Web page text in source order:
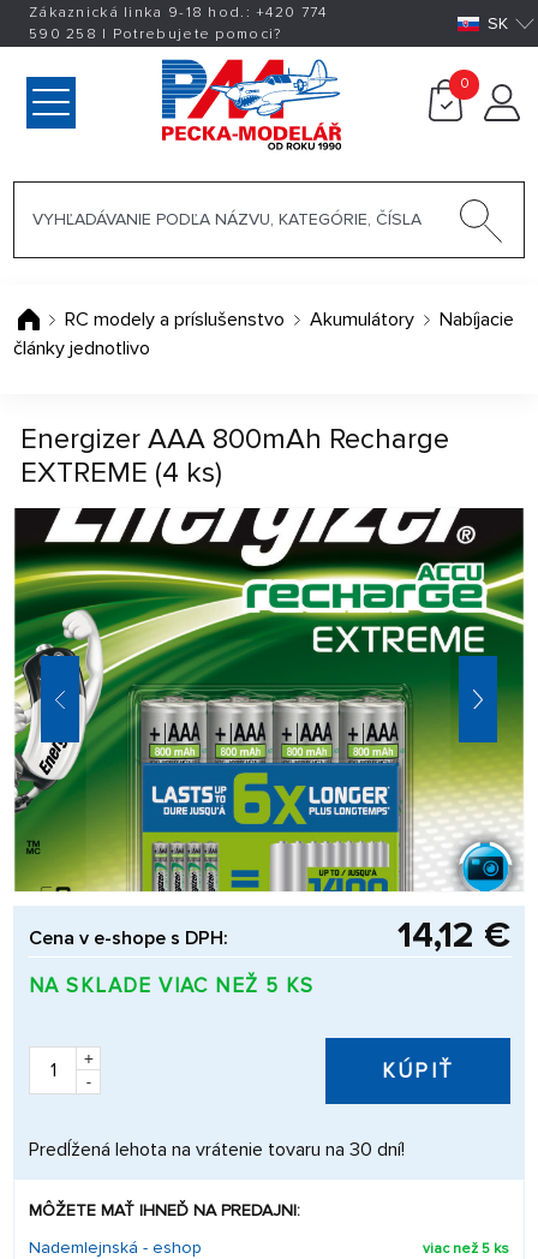
Zákaznická linka 9-18 hod.:+420 774
590 258 | Potrebujete pomoci? SK
0
RC modely a príslušenstvo Akumulátory
Nabíjacie
články jednotlivo
Energizer AAA 800mAh Recharge
EXTREME (4 ks)
Cena v e-shope s DPH: 14,12 €
NA SKLADE VIAC NEŽ 5 KS
+
-
KÚPIŤ
Predĺžená lehota na vrátenie tovaru na 30 dní!
MÔŽETE MAŤ IHNEĎ NA PREDAJNI:
Nademlejnská - eshop
viac než 5 ks